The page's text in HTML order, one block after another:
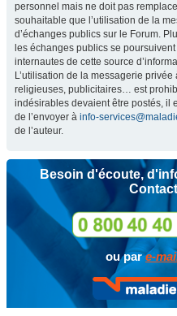
personnel mais ne doit pas
souhaitable que l’utilisation de la
d’échanges publics sur le Forum.
les échanges publics se
internautes de cette source
L’utilisation de la messagerie
religieuses, publicitaires… est
indésirables devaient être postés, il
de l’envoyer à info-
de l’auteur.
Besoin d'écoute,
ou pare-